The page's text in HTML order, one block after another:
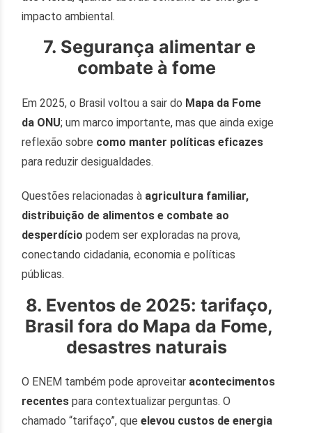
impacto ambiental.
7. Segurança alimentar e
combate à fome
Em 2025, o Brasil voltou a sair do Mapa da Fome
da ONU; um marco importante, mas que ainda exige
reflexão sobre como manter políticas eficazes
para reduzir desigualdades.
Questões relacionadas à agricultura familiar,
distribuição de alimentos e combate ao
desperdício podem ser exploradas na prova,
conectando cidadania, economia e políticas
públicas.
8. Eventos de 2025: tarifaço,
Brasil fora do Mapa da Fome,
desastres naturais
O ENEM também pode aproveitar acontecimentos
recentespara contextualizar perguntas. O
chamado “tarifaço”, queelevou custos de energia